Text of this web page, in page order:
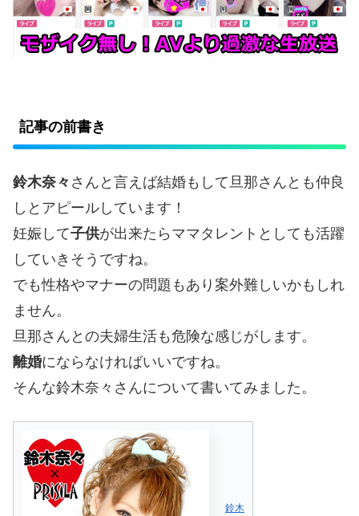
記事の前書き
鈴木奈々 さんと言えば結婚もして旦那さんとも仲良
しとアピールしています！
妊娠して子供が出来たらママタレントとしても活躍
していきそうですね。
でも性格やマナーの問題もあり案外難しいかもしれ
ません。
旦那さんとの夫婦生活も危険な感じがします。
離婚にならなければいいですね。
そんな鈴木奈々さんについて書いてみました。
鈴木